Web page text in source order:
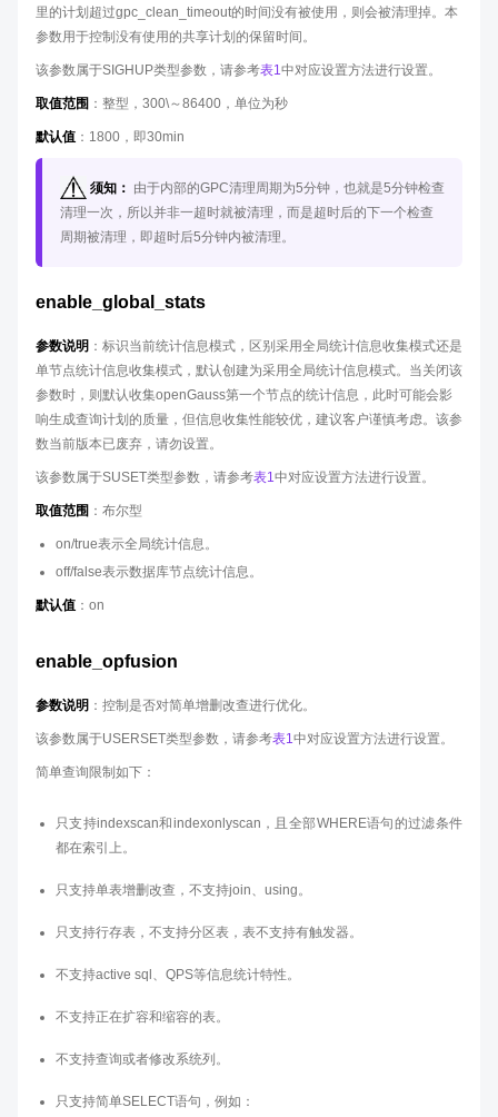
里的计划超过gpc_clean_timeout的时间没有被使用，则会被清理掉。本
参数用于控制没有使用的共享计划的保留时间。
该参数属于SIGHUP类型参数，请参考表1中对应设置方法进行设置。
取值范围 ：整型，300\～86400，单位为秒
默认值 ：1800，即30min
须知： 由于内部的GPC清理周期为5分钟，也就是5分钟检查
清理一次，所以并非一超时就被清理，而是超时后的下一个检查
周期被清理，即超时后5分钟内被清理。
enable_global_stats
参数说明 ：标识当前统计信息模式，区别采用全局统计信息收集模式还是
单节点统计信息收集模式，默认创建为采用全局统计信息模式。当关闭该
参数时，则默认收集openGauss第一个节点的统计信息，此时可能会影
响生成查询计划的质量，但信息收集性能较优，建议客户谨慎考虑。该参
数当前版本已废弃，请勿设置。
该参数属于SUSET类型参数，请参考表1中对应设置方法进行设置。
取值范围 ：布尔型
on/true表示全局统计信息。
off/false表示数据库节点统计信息。
默认值 ：on
enable_opfusion
参数说明 ：控制是否对简单增删改查进行优化。
该参数属于USERSET类型参数，请参考表1中对应设置方法进行设置。
简单查询限制如下：
只支持indexscan和indexonlyscan，且全部WHERE语句的过滤条件
都在索引上。
只支持单表增删改查，不支持join、using。
只支持行存表，不支持分区表，表不支持有触发器。
不支持active sql、QPS等信息统计特性。
不支持正在扩容和缩容的表。
不支持查询或者修改系统列。
只支持简单SELECT语句，例如：